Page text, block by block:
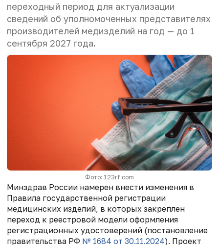
переходный период для актуализации
сведений об уполномоченных представителях
производителей медизделий на год — до 1
сентября 2027 года.
Фото: 123rf.com
Минздрав России намерен внести изменения в
Правила государственной регистрации
медицинских изделий, в которых закреплен
переход к реестровой модели оформления
регистрационных удостоверений (постановление
правительства РФ № 1684 от 30.11.2024). Проект